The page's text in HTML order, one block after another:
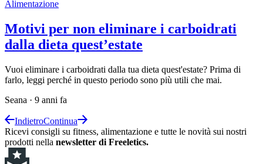
Alimentazione
Motivi per non eliminare i carboidrati
dalla dieta quest’estate
Vuoi eliminare i carboidrati dalla tua dieta quest'estate? Prima di
farlo, leggi perché in questo periodo sono più utili che mai.
Seana · 9 anni fa
IndietroContinua
Ricevi consigli su fitness, alimentazione e tutte le novità sui nostri
prodotti nella newsletter di Freeletics.